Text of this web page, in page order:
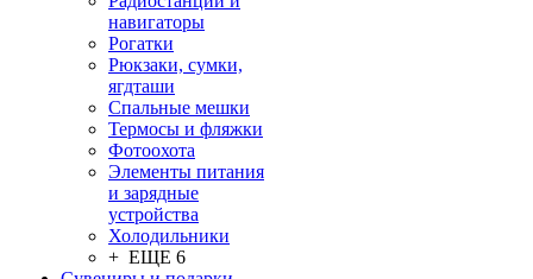
навигаторы
Рогатки
Рюкзаки, сумки,
ягдташи
Спальные мешки
Термосы и фляжки
Фотоохота
Элементы питания
и зарядные
устройства
Холодильники
+ ЕЩЕ 6